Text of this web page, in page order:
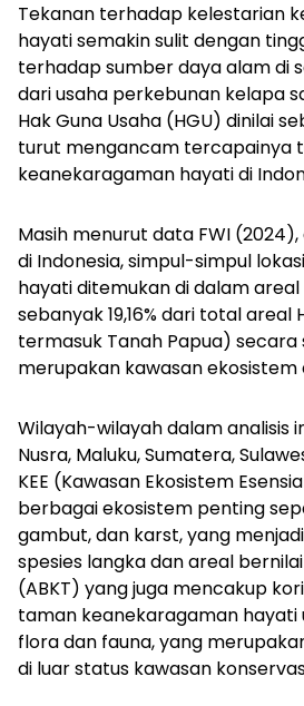
Tekanan terhadap kelestarian
hayati semakin sulit dengan
terhadap sumber daya alam di
dari usaha perkebunan kelapa
Hak Guna Usaha (HGU) dinilai
turut mengancam tercapainya
keanekaragaman hayati di
Masih menurut data FWI
di Indonesia, simpul-simpul
hayati ditemukan di dalam areal
sebanyak 19,16% dari total areal
termasuk Tanah Papua) secara
merupakan kawasan ekosistem
Wilayah-wilayah dalam analisis
Nusra, Maluku, Sumatera,
KEE (Kawasan Ekosistem
berbagai ekosistem penting
gambut, dan karst, yang
spesies langka dan areal
(ABKT) yang juga mencakup
taman keanekaragaman hayati
flora dan fauna, yang
di luar status kawasan